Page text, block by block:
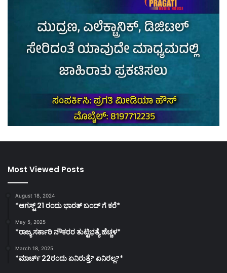
Most Viewed Posts
August 18, 2024
*ಆಗಸ್ಟ್ 21 ರಂದು ಭಾರತ್‌ ಬಂದ್‌ ಗೆ ಕರೆ*
May 5, 2025
*ರಾಜ್ಯ ಸರ್ಕಾರಿ ನೌಕರರ ತುಟ್ಟಿಭತ್ಯೆ ಹೆಚ್ಚಳ*
March 18, 2025
*ಮಾರ್ಚ್ 22ರಂದು ಏನಿರುತ್ತೆ? ಏನಿರಲ್ಲ?*